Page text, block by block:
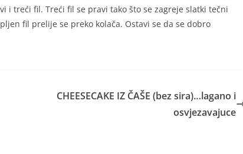
i treći fil. Treći fil se pravi tako što se zagreje slatki tečni
fil prelije se preko kolača. Ostavi se da se dobro
CHEESECAKE IZ ČAŠE (bez sira)…lagano i
osvjezavajuce